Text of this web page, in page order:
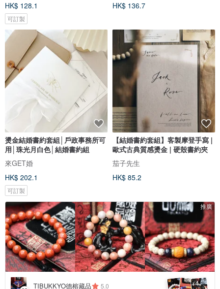
HK$ 128.1
可訂製
HK$ 136.7
燙金結婚書約套組│戶政事務所可
用│珠光月白色│結婚書約組
來GET婚
HK$ 202.1
可訂製
【結婚書約套組】客製摩登手寫 |
歐式古典質感燙金 | 硬殼書約夾
茄子先生
HK$ 85.2
推廣
TIBUKKYO德榕藏品 5.0 +4